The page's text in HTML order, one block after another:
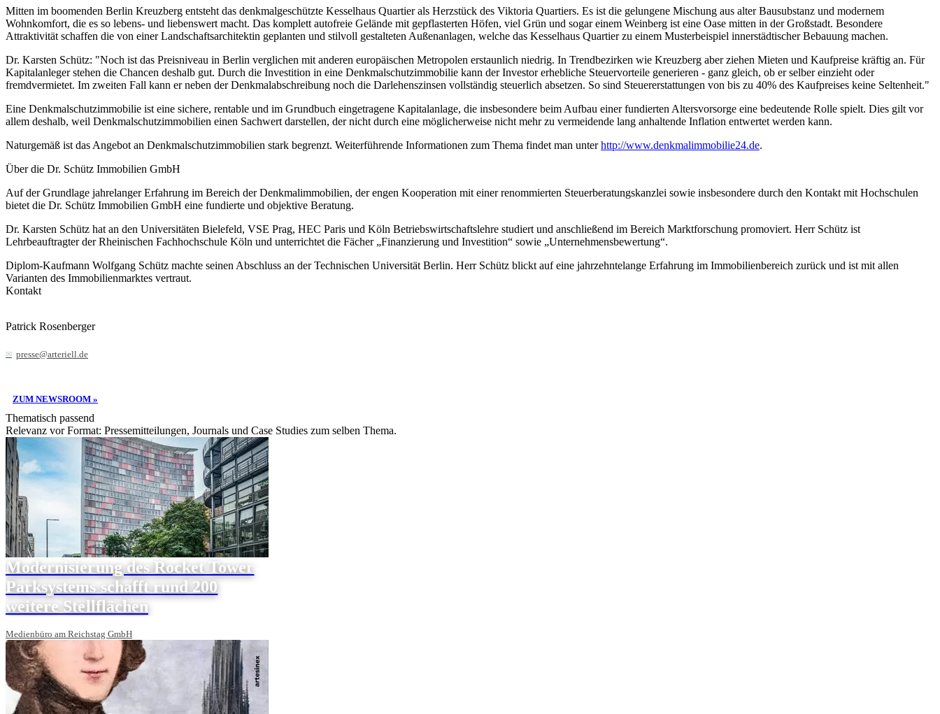
Mitten im boomenden Berlin Kreuzberg entsteht das denkmalgeschützte Kesselhaus Quartier als Herzstück des Viktoria Quartiers. Es ist die gelungene Mischung aus alter Bausubstanz und modernem
Wohnkomfort, die es so lebens- und liebenswert macht. Das komplett autofreie Gelände mit gepflasterten Höfen, viel Grün und sogar einem Weinberg ist eine Oase mitten in der Großstadt. Besondere
Attraktivität schaffen die von einer Landschaftsarchitektin geplanten und stilvoll gestalteten Außenanlagen, welche das Kesselhaus Quartier zu einem Musterbeispiel innerstädtischer Bebauung machen.
Dr. Karsten Schütz: "Noch ist das Preisniveau in Berlin verglichen mit anderen europäischen Metropolen erstaunlich niedrig. In Trendbezirken wie Kreuzberg aber ziehen Mieten und Kaufpreise kräftig an. Für
Kapitalanleger stehen die Chancen deshalb gut. Durch die Investition in eine Denkmalschutzimmobilie kann der Investor erhebliche Steuervorteile generieren - ganz gleich, ob er selber einzieht oder
fremdvermietet. Im zweiten Fall kann er neben der Denkmalabschreibung noch die Darlehenszinsen vollständig steuerlich absetzen. So sind Steuererstattungen von bis zu 40% des Kaufpreises keine Seltenheit."
Eine Denkmalschutzimmobilie ist eine sichere, rentable und im Grundbuch eingetragene Kapitalanlage, die insbesondere beim Aufbau einer fundierten Altersvorsorge eine bedeutende Rolle spielt. Dies gilt vor
allem deshalb, weil Denkmalschutzimmobilien einen Sachwert darstellen, der nicht durch eine möglicherweise nicht mehr zu vermeidende lang anhaltende Inflation entwertet werden kann.
Naturgemäß ist das Angebot an Denkmalschutzimmobilien stark begrenzt. Weiterführende Informationen zum Thema findet man unterhttp://www.denkmalimmobilie24.de.
Über die Dr. Schütz Immobilien GmbH
Auf der Grundlage jahrelanger Erfahrung im Bereich der Denkmalimmobilien, der engen Kooperation mit einer renommierten Steuerberatungskanzlei sowie insbesondere durch den Kontakt mit Hochschulen
bietet die Dr. Schütz Immobilien GmbH eine fundierte und objektive Beratung.
Dr. Karsten Schütz hat an den Universitäten Bielefeld, VSE Prag, HEC Paris und Köln Betriebswirtschaftslehre studiert und anschließend im Bereich Marktforschung promoviert. Herr Schütz ist
Lehrbeauftragter der Rheinischen Fachhochschule Köln und unterrichtet die Fächer „Finanzierung und Investition“ sowie „Unternehmensbewertung“.
Diplom-Kaufmann Wolfgang Schütz machte seinen Abschluss an der Technischen Universität Berlin. Herr Schütz blickt auf eine jahrzehntelange Erfahrung im Immobilienbereich zurück und ist mit allen
Varianten des Immobilienmarktes vertraut.
Kontakt
Patrick Rosenberger
presse@arteriell.de
ZUM NEWSROOM »
Thematisch passend
Relevanz vor Format: Pressemitteilungen, Journals und Case Studies zum selben Thema.
Modernisierung des Rocket Tower
Parksystems schafft rund 200
weitere Stellflächen
Medienbüro am Reichstag GmbH